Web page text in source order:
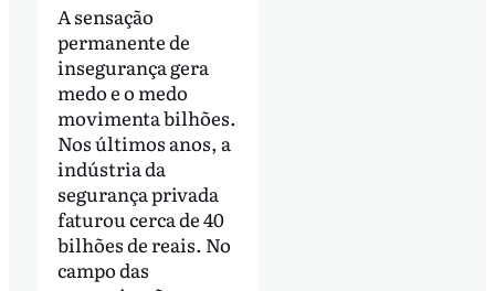
A sensação
permanente de
insegurança gera
medo e o medo
movimenta bilhões.
Nos últimos anos, a
indústria da
segurança privada
faturou cerca de 40
bilhões de reais. No
campo das